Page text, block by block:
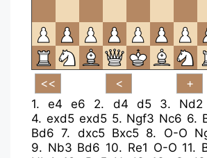
1.e4 e6 2. d4 d5 3. Nd2
4. exd5 exd5 5. Ngf3 Nc6 6.
Bd6 7. dxc5 Bxc5 8. O-O
9. Nb3 Bd6 10. Re1 O-O 11.